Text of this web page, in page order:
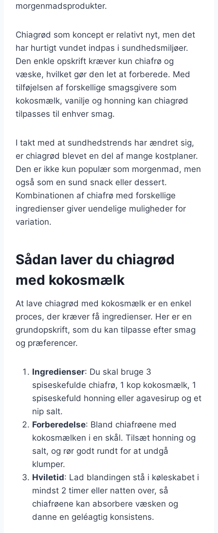
morgenmadsprodukter.
Chiagrød som koncept er relativt nyt, men det
har hurtigt vundet indpas i sundhedsmiljøer.
Den enkle opskrift kræver kun chiafrø og
væske, hvilket gør den let at forberede. Med
tilføjelsen af forskellige smagsgivere som
kokosmælk, vanilje og honning kan chiagrød
tilpasses til enhver smag.
I takt med at sundhedstrends har ændret sig,
er chiagrød blevet en del af mange kostplaner.
Den er ikke kun populær som morgenmad, men
også som en sund snack eller dessert.
Kombinationen af chiafrø med forskellige
ingredienser giver uendelige muligheder for
variation.
Sådan laver du chiagrød
med kokosmælk
At lave chiagrød med kokosmælk er en enkel
proces, der kræver få ingredienser. Her er en
grundopskrift, som du kan tilpasse efter smag
og præferencer.
Ingredienser: Du skal bruge 3
spiseskefulde chiafrø, 1 kop kokosmælk, 1
spiseskefuld honning eller agavesirup og et
nip salt.
Forberedelse: Bland chiafrøene med
kokosmælken i en skål. Tilsæt honning og
salt, og rør godt rundt for at undgå
klumper.
Hviletid: Lad blandingen stå i køleskabet i
mindst 2 timer eller natten over, så
chiafrøene kan absorbere væsken og
danne en geléagtig konsistens.